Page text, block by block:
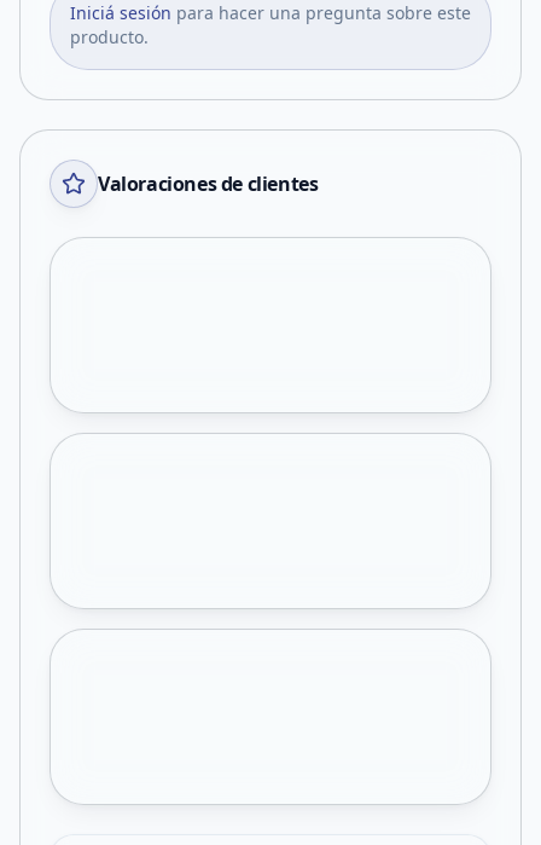
Iniciá sesión para hacer una pregunta sobre este
producto.
Valoraciones de clientes